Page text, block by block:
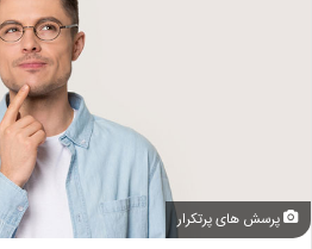
پرسش های پرتکرار